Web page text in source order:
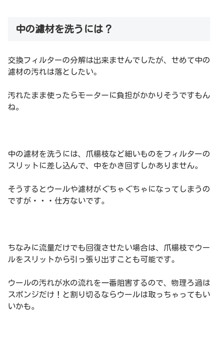
中の濾材を洗うには？
交換フィルターの分解は出来ませんでしたが、せめて中の
濾材の汚れは落としたい。
汚れたまま使ったらモーターに負担がかかりそうですもん
ね。
中の濾材を洗うには、爪楊枝など細いものをフィルターの
スリットに差し込んで、中をかき回すしかありません。
そうするとウールや濾材がぐちゃぐちゃになってしまうの
ですが・・・仕方ないです。
ちなみに流量だけでも回復させたい場合は、爪楊枝でウー
ルをスリットから引っ張り出すことも可能です。
ウールの汚れが水の流れを一番阻害するので、物理ろ過は
スポンジだけ！と割り切るならウールは取っちゃってもい
いかも。